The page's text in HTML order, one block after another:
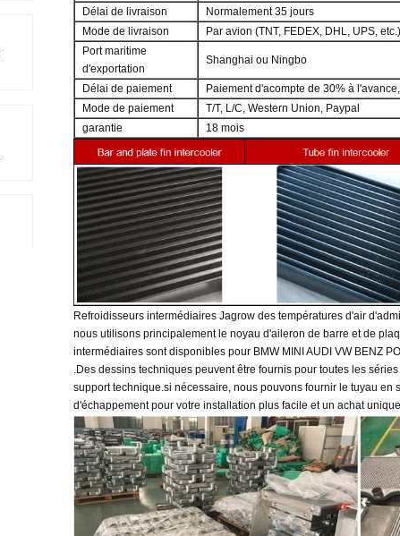
Délai de livraison
Normalement 35 jours
Mode de livraison
Par avion (TNT, FEDEX, DHL, UPS,
Port maritime
d'exportation
Shanghai ou Ningbo
Délai de paiement
Paiement d'acompte de 30% à
Mode de paiement
T/T, L/C, Western Union, Paypal
garantie
18 mois
Refroidisseurs intermédiaires Jagrowdes températures d'air
nous utilisons principalement le noyau d'aileron de barre et de
intermédiaires sont disponibles pour BMW MINI AUDI VW BENZ
.Des dessins techniques peuvent être fournis pour toutes les
support technique.si nécessaire, nous pouvons fournir le tuyau en
d'échappement pour votre installation plus facile et un achat